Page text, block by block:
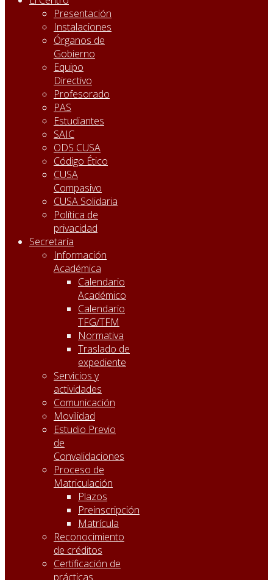
Presentación
Instalaciones
Órganos de
Gobierno
Equipo
Directivo
Profesorado
PAS
Estudiantes
SAIC
ODS CUSA
Código Ético
CUSA
Compasivo
CUSA Solidaria
Política de
privacidad
Secretaría
Información
Académica
Calendario
Académico
Calendario
TFG/TFM
Normativa
Traslado de
expediente
Servicios y
actividades
Comunicación
Movilidad
Estudio Previo
de
Convalidaciones
Proceso de
Matriculación
Plazos
Preinscripción
Matrícula
Reconocimiento
de créditos
Certificación de
prácticas